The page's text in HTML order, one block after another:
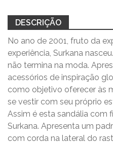
DESCRIÇÃO
No ano de 2001, fruto da
experiência, Surkana
não termina na moda.
acessórios de inspiração
como objetivo oferecer às
se vestir com seu próprio
Assim é esta sandália com
Surkana. Apresenta um
com corda na lateral do